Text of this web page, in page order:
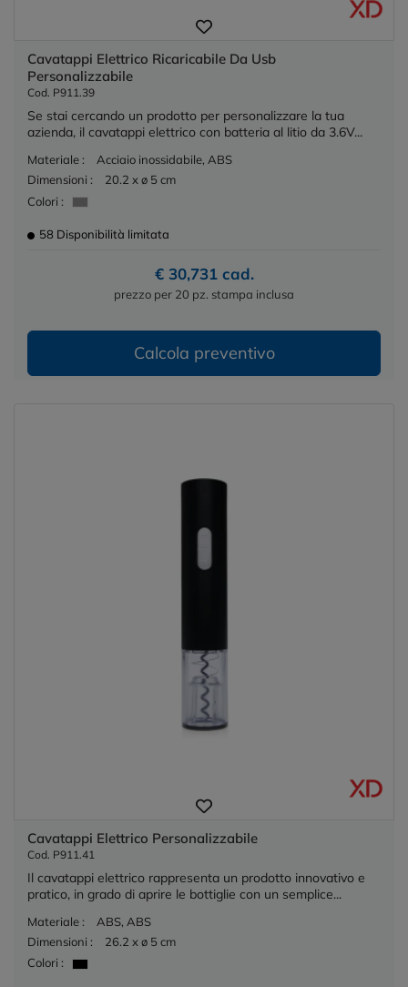
Cavatappi Elettrico Ricaricabile Da Usb
Personalizzabile
Cod. P911.39
Se stai cercando un prodotto per personalizzare la tua
azienda, il cavatappi elettrico con batteria al litio da 3.6V...
Materiale :
Acciaio inossidabile, ABS
Dimensioni :
20.2 x ø 5 cm
Colori :
58 Disponibilità limitata
€ 30,731 cad.
prezzo per 20 pz. stampa inclusa
Calcola preventivo
Cavatappi Elettrico Personalizzabile
Cod. P911.41
Il cavatappi elettrico rappresenta un prodotto innovativo e
pratico, in grado di aprire le bottiglie con un semplice...
Materiale :
ABS, ABS
Dimensioni :
26.2 x ø 5 cm
Colori :